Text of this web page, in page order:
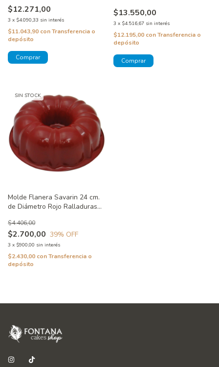
$12.271,00
3 x $4.090,33 sin interés
$11.043,90 conTransferencia o
depósito
$13.550,00
3 x $4.516,67 sin interés
$12.195,00 conTransferencia o
depósito
SIN STOCK
Molde Flanera Savarin 24 cm.
de Diámetro Rojo Ralladuras
$2.700,00
$4.406,00
39% OFF
3 x $900,00 sin interés
$2.430,00 conTransferencia o
depósito